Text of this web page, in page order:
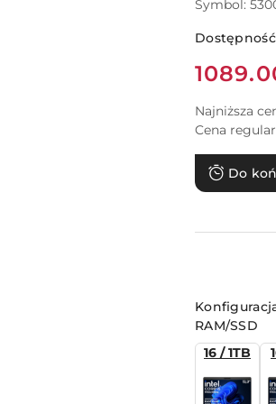
Symbol:
Cena:
Najniższa
Cena
Do
Wariant
RAM/SSD
16 / 1TB